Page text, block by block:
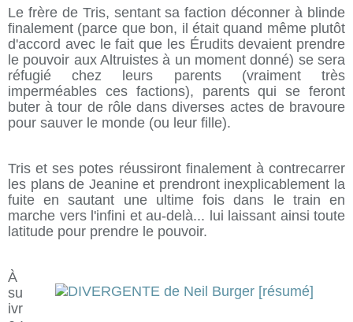
Le frère de Tris, sentant sa faction déconner à blinde
finalement (parce que bon, il était quand même plutôt
d'accord avec le fait que les Érudits devaient prendre
le pouvoir aux Altruistes à un moment donné) se sera
réfugié chez leurs parents (vraiment très
imperméables ces factions), parents qui se feront
buter à tour de rôle dans diverses actes de bravoure
pour sauver le monde (ou leur fille).
Tris et ses potes réussiront finalement à contrecarrer
les plans de Jeanine et prendront inexplicablement la
fuite en sautant une ultime fois dans le train en
marche vers l'infini et au-delà... lui laissant ainsi toute
latitude pour prendre le pouvoir.
À
su
ivr